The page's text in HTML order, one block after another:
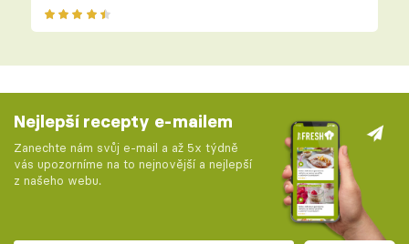
Nejlepší recepty e-mailem
Zanechte nám svůj e-mail a až 5x týdně
vás upozorníme na to nejnovější a nejlepší
z našeho webu.